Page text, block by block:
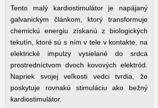
Tento malý kardiostimulátor je napájaný
galvanickým článkom, ktorý transformuje
chemickú energiu získanú z biologických
tekutín, ktoré sú s ním v tele v kontakte, na
elektrické impulzy vysielané do srdca
prostredníctvom dvoch kovových elektród.
Napriek svojej veľkosti vedci tvrdia, že
poskytuje rovnakú stimuláciu ako bežný
kardiostimulátor.